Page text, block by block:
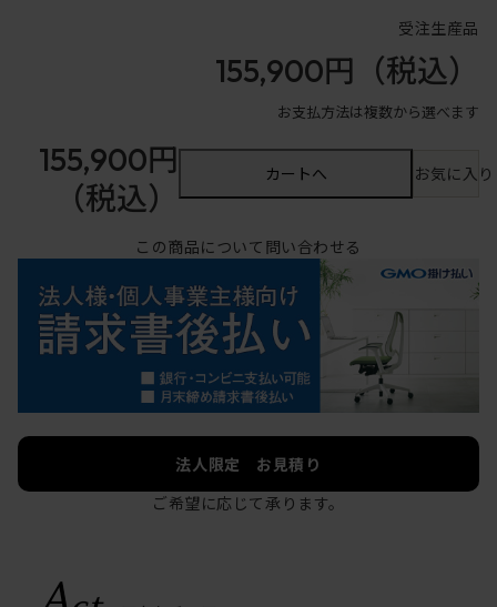
受注生産品
155,900円 （税込）
お支払方法は複数から選べます
155,900円
（税込）
カートへ お気に入
この商品について問い合わせる
法人限定 お見積り
ご希望に応じて承ります。